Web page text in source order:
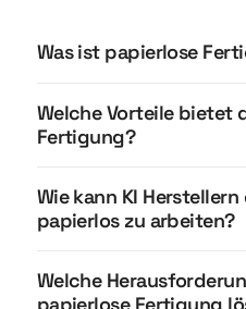
Was ist papierlose
Welche Vorteile bietet
Fertigung?
Wie kann KI
papierlos zu arbeiten?
Welche